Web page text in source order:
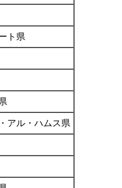
ト県
アル・ハムス県